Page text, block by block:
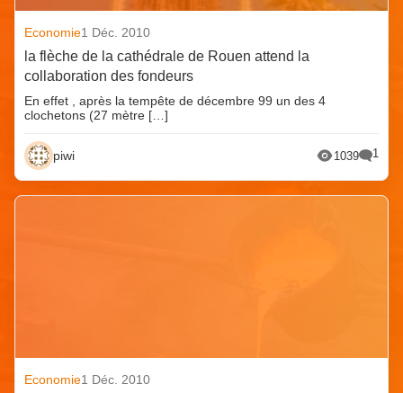
Economie1 Déc. 2010
la flèche de la cathédrale de Rouen attend la
collaboration des fondeurs
En effet , après la tempête de décembre 99 un des 4
clochetons (27 mètre […]
piwi 1039 1
Economie1 Déc. 2010